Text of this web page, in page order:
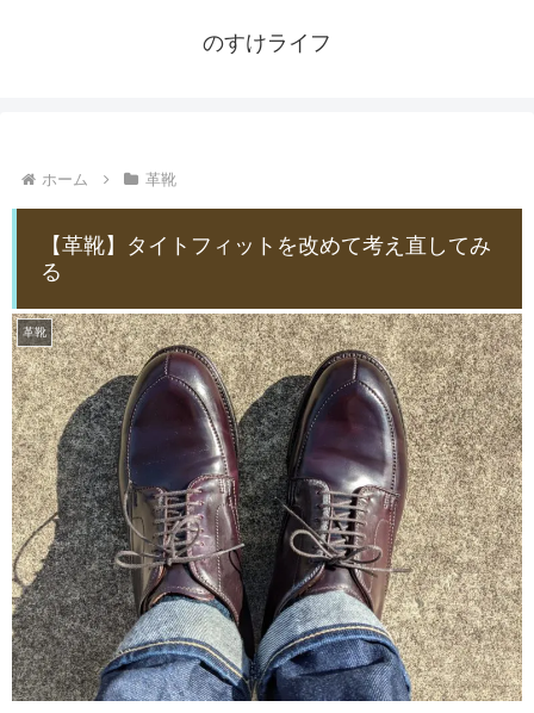
のすけライフ
ホーム 革靴
【革靴】タイトフィットを改めて考え直してみ
る
革靴